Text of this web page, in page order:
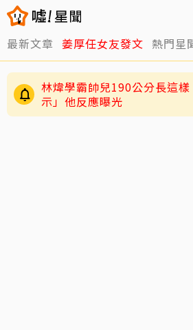
最新文章 姜厚任女友發文 熱門星
林煒學霸帥兒190公分長這
示」他反應曝光